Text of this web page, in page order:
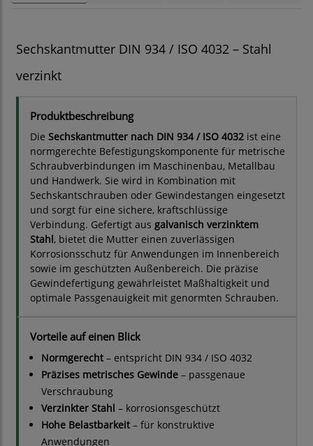
Sechskantmutter DIN 934 / ISO 4032 – Stahl
verzinkt
Produktbeschreibung
Die Sechskantmutter nach DIN 934 / ISO 4032 ist eine
normgerechte Befestigungskomponente für metrische
Schraubverbindungen im Maschinenbau, Metallbau
und Handwerk. Sie wird in Kombination mit
Sechskantschrauben oder Gewindestangen eingesetzt
und sorgt für eine sichere, kraftschlüssige
Verbindung. Gefertigt aus galvanisch verzinktem
Stahl, bietet die Mutter einen zuverlässigen
Korrosionsschutz für Anwendungen im Innenbereich
sowie im geschützten Außenbereich. Die präzise
Gewindefertigung gewährleistet Maßhaltigkeit und
optimale Passgenauigkeit mit genormten Schrauben.
Vorteile auf einen Blick
Normgerecht – entspricht DIN 934 / ISO 4032
Präzises metrisches Gewinde – passgenaue
Verschraubung
Verzinkter Stahl – korrosionsgeschützt
Hohe Belastbarkeit – für konstruktive
Anwendungen